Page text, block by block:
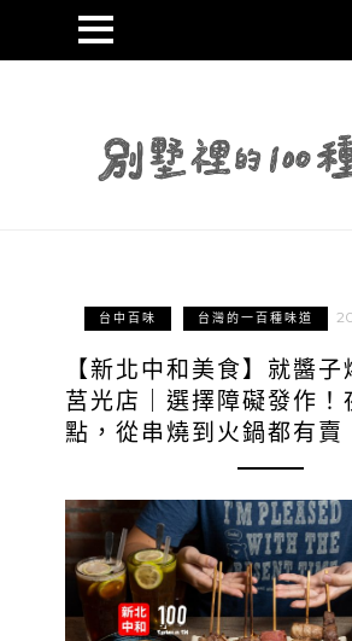
台中百味 台灣的一百種味道
【新北中和美食】就醬子
莒光店｜選擇障礙發作！
點，從串燒到火鍋都有賣